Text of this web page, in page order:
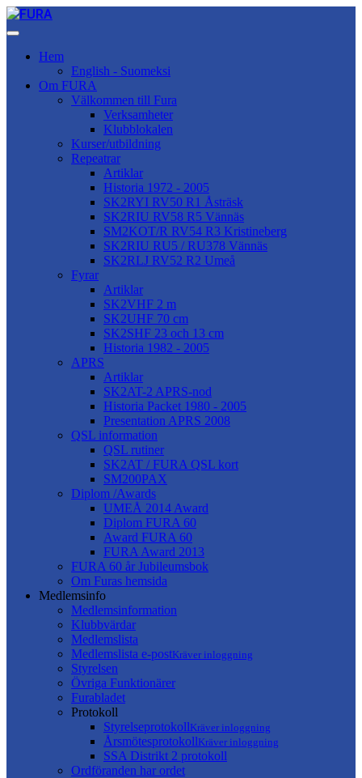
Hem
English - Suomeksi
Om FURA
Välkommen till Fura
Verksamheter
Klubblokalen
Kurser/utbildning
Repeatrar
Artiklar
Historia 1972 - 2005
SK2RYI RV50 R1 Åsträsk
SK2RIU RV58 R5 Vännäs
SM2KOT/R RV54 R3 Kristineberg
SK2RIU RU5 / RU378 Vännäs
SK2RLJ RV52 R2 Umeå
Fyrar
Artiklar
SK2VHF 2 m
SK2UHF 70 cm
SK2SHF 23 och 13 cm
Historia 1982 - 2005
APRS
Artiklar
SK2AT-2 APRS-nod
Historia Packet 1980 - 2005
Presentation APRS 2008
QSL information
QSL rutiner
SK2AT / FURA QSL kort
SM200PAX
Diplom /Awards
UMEÅ 2014 Award
Diplom FURA 60
Award FURA 60
FURA Award 2013
FURA 60 år Jubileumsbok
Om Furas hemsida
Medlemsinfo
Medlemsinformation
Klubbvärdar
Medlemslista
Medlemslista e-postKräver inloggning
Styrelsen
Övriga Funktionärer
Furabladet
Protokoll
StyrelseprotokollKräver inloggning
ÅrsmötesprotokollKräver inloggning
SSA Distrikt 2 protokoll
Ordföranden har ordet